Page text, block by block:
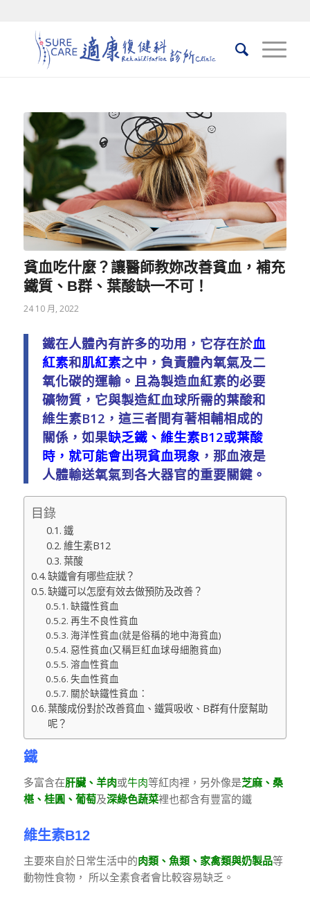
貧血吃什麼？讓醫師教妳改善貧血，補充
鐵質、B群、葉酸缺一不可！
24 10 月, 2022
鐵在人體內有許多的功用，它存在於血
紅素和肌紅素之中，負責體內氧氣及二
氧化碳的運輸。且為製造血紅素的必要
礦物質，它與製造紅血球所需的葉酸和
維生素B12，這三者間有著相輔相成的
關係，如果缺乏鐵、維生素B12或葉酸
時，就可能會出現貧血現象 ，那血液是
人體輸送氧氣到各大器官的重要關鍵。
目錄
鐵
維生素B12
葉酸
缺鐵會有哪些症狀？
缺鐵可以怎麼有效去做預防及改善？
缺鐵性貧血
再生不良性貧血
海洋性貧血(就是俗稱的地中海貧血)
惡性貧血(又稱巨紅血球母細胞貧血)
溶血性貧血
失血性貧血
關於缺鐵性貧血：
葉酸成份對於改善貧血、鐵質吸收、B群有什麼幫助
呢？
鐵
多富含在肝臟、羊肉或牛肉等紅肉裡，另外像是芝麻、桑
椹、桂圓、葡萄及深綠色蔬菜裡也都含有豐富的鐵
維生素B12
主要來自於日常生活中的肉類、魚類、家禽類與奶製品等
動物性食物， 所以全素食者會比較容易缺乏。